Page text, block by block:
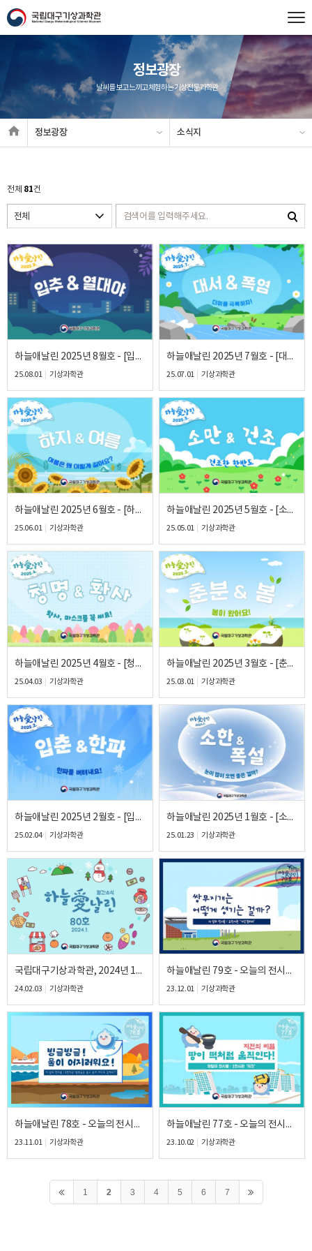
정보광장
날씨를 보고 느끼고 체험하는 기상전문과학관
정보광장 소식지
전체 81건
하늘애날린 2025년 8월호 - [입추&열대야]
25.08.01 기상과학관
하늘애날린 2025년 7월호 - [대서&폭염] 더위를 극복하자!
25.07.01 기상과학관
하늘애날린 2025년 6월호 - [하지&여름] 여름은 왜 이렇게 길어요?
25.06.01 기상과학관
하늘애날린 2025년 5월호 - [소만&건조] 건조한 한반도
25.05.01 기상과학관
하늘애날린 2025년 4월호 - [청명&황사] 황사, 마스크를 꼭 써요!
25.04.03 기상과학관
하늘애날린 2025년 3월호 - [춘분&봄] 봄이 왔어요!
25.03.01 기상과학관
하늘애날린 2025년 2월호 - [입춘&한파] 한파를 버텨내요!
25.02.04 기상과학관
하늘애날린 2025년 1월호 - [소한&폭설] 눈이 많이 오면 좋은 걸까?
25.01.23 기상과학관
국립대구기상과학관, 2024년 1월 / 하늘애날린 80호 /
24.02.03 기상과학관
하늘애날린 79호 - 오늘의 전시물 : 2전시관 '기상 갤러리'
23.12.01 기상과학관
하늘애날린 78호 - 오늘의 전시물 : 1전시관 '빗방울 연구소'
23.11.01 기상과학관
하늘애날린 77호 - 오늘의 전시물 : 2전시관 '지진'
23.10.02 기상과학관
1 2 3 4 5 6 7